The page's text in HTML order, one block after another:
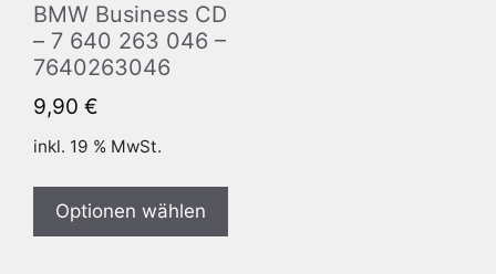
BMW Business CD
– 7 640 263 046 –
7640263046
9,90 €
inkl. 19 % MwSt.
Optionen wählen